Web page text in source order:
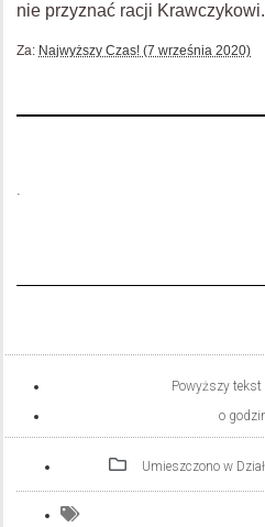
nie przyznać racji Krawczykowi.
Za: Najwyższy Czas! (7 września 2020)
.
Powyższy tekst
o
Umieszczono w